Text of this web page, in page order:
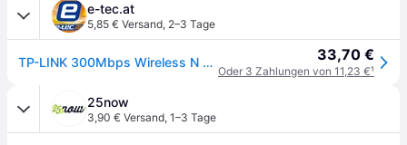
e-tec.at
5,85 € Versand, 2–3 Tage
TP-LINK 300Mbps Wireless N Ceiling/Wall Mount Access Point Q 33,70 €
Oder 3 Zahlungen von 11,23 €¹
25now
3,90 € Versand, 1–3 Tage